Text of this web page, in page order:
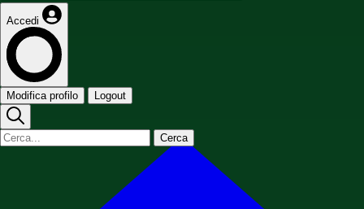
Accedi
Modifica profilo Logout
Cerca